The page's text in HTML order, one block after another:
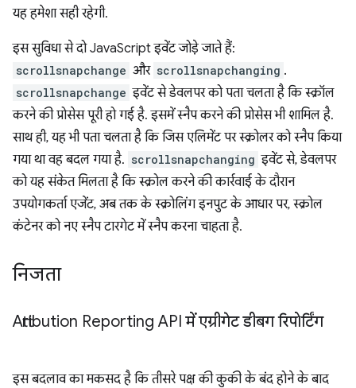
यह हमेशा सही रहेगी.
इस सुविधा से दो JavaScript इवेंट जोड़े जाते हैं:
scrollsnapchange और scrollsnapchanging .
scrollsnapchange इवेंट से डेवलपर को पता चलता है कि स्क्रॉल
करने की प्रोसेस पूरी हो गई है. इसमें स्नैप करने की प्रोसेस भी शामिल है.
साथ ही, यह भी पता चलता है कि जिस एलिमेंट पर स्क्रोलर को स्नैप किया
गया था वह बदल गया है. scrollsnapchanging इवेंट से, डेवलपर
को यह संकेत मिलता है कि स्क्रोल करने की कार्रवाई के दौरान
उपयोगकर्ता एजेंट, अब तक के स्क्रोलिंग इनपुट के आधार पर, स्क्रोल
कंटेनर को नए स्नैप टारगेट में स्नैप करना चाहता है.
निजता
Attribution Reporting API में एग्रीगेट डीबग रिपोर्टिंग
इस बदलाव का मकसद है कि तीसरे पक्ष की कुकी के बंद होने के बाद